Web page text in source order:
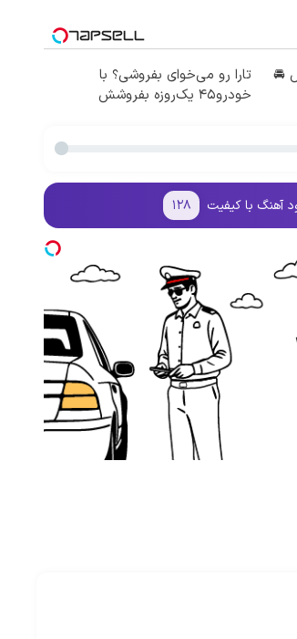
🚘
تارا رو می‌خوای بفروشی؟ با
خودرو۴۵ یک‌روزه بفروشش
آهنگ با کیفیت ۱۲۸